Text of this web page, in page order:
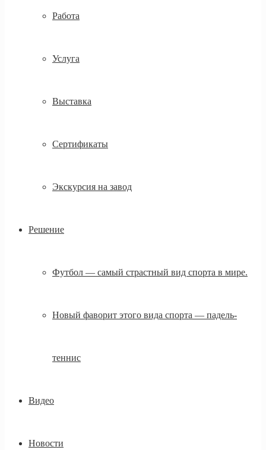
Работа
Услуга
Выставка
Сертификаты
Экскурсия на завод
Решение
Футбол — самый страстный вид спорта в мире.
Новый фаворит этого вида спорта — падель-
теннис
Видео
Новости